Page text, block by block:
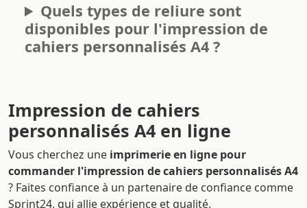
Quels types de reliure sont
disponibles pour l'impression de
cahiers personnalisés A4 ?
Impression de cahiers
personnalisés A4 en ligne
Vous cherchez une imprimerie en ligne pour
commander l'impression de cahiers personnalisés A4
? Faites confiance à un partenaire de confiance comme
Sprint24, qui allie expérience et qualité.